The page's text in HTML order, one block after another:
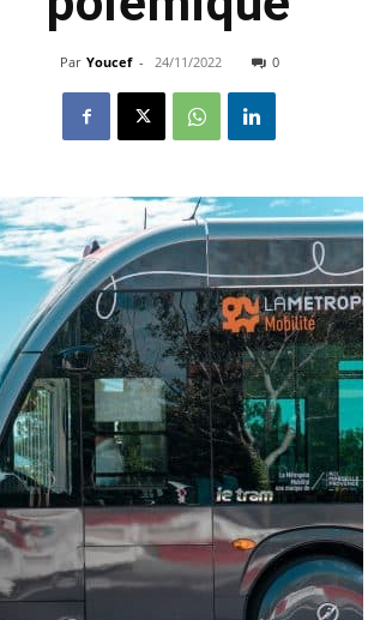
Par Youcef - 24/11/2022 0